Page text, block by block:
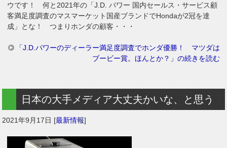
ウです！ 何と2021年の「J.D. パワー 国内セールス・サービス顧
客満足度調査のマスマーケット国産ブランドでHondaが2冠を達
成」とな！ つまりホンダの顧客・・・
「J.D.パワーのディーラー満足度調査でホンダ優勝！ マツダは
ブービー賞。ほんとか？」の続きを読む
日本の大手メディア大丈夫かいな、と思う
2021年9月17日 [最新情報]